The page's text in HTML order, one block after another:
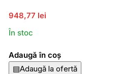
948,77 lei
În stoc
Adaugă în coș
▤Adaugă la ofertă